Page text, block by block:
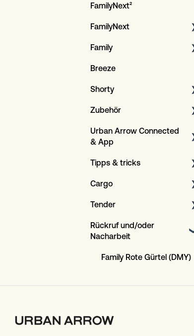
Serviceplan für Kunden
Garantieverfahren
Allgemeine Informationen
Allgemeine Verfahren
Bosch E-bike system
FamilyNext²
FamilyNext
Design LED-Beleuchtung
Allgemeine Informationen
Family
Spezifikationen
Allgemeines
Breeze
Shorty
Allgemeines
Spezifikationen
Zubehör
Heckträger
Urban Arrow Connected
& App
Über die App und GPS+
Über die Connected-
Tipps & tricks
Wartung
Konfiguration des Bosch-
Tipps & Tricks
Cargo
Allgemeines
Tender
Allgemeines
Rückruf und/oder
Nacharbeit
Family Rote Gürtel (DMY)